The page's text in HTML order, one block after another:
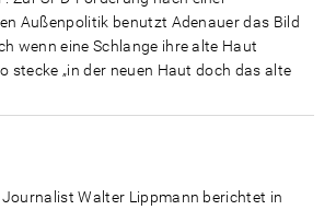
Außenpolitik benutzt Adenauer das Bild
wenn eine Schlange ihre alte Haut
stecke „in der neuen Haut doch das alte
Journalist Walter Lippmann berichtet in